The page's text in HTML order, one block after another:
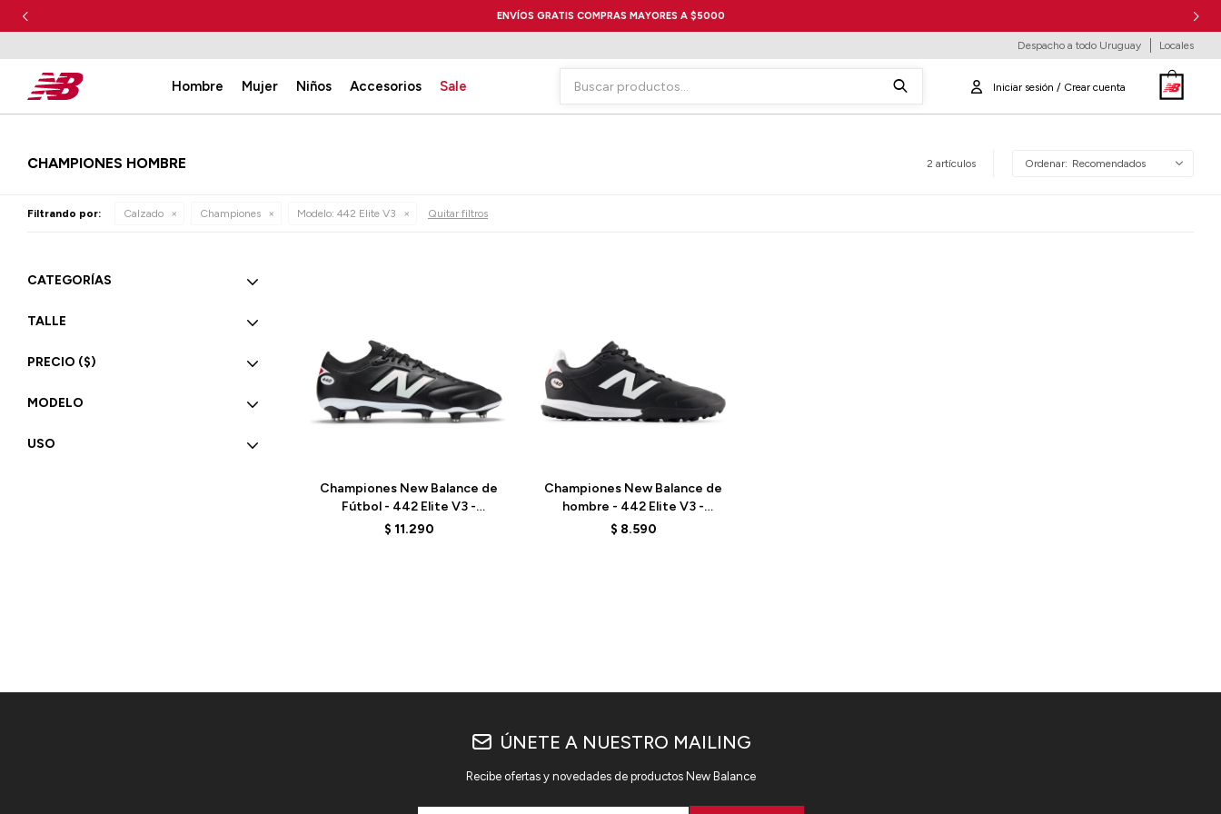
ENVÍOS GRATIS COMPRAS MAYORES A $5000
Hombre Mujer Niños Accesorios Sale
Despacho a todo Uruguay Locales
CHAMPIONES HOMBRE 2 artículos Recomendados
Filtrando por: Calzado Championes Modelo: 442 Elite V3 Quitar filtros
Championes New Balance de
Fútbol - 442 Elite V3 -
U41FM27E - BLACK
$ 11.290
Championes New Balance de
hombre - 442 Elite V3 -
U41T4HI - BLACK
$ 8.590
CATEGORÍAS
TALLE
PRECIO ($)
MODELO
USO
ÚNETE A NUESTRO MAILING
Recibe ofertas y novedades de productos New Balance